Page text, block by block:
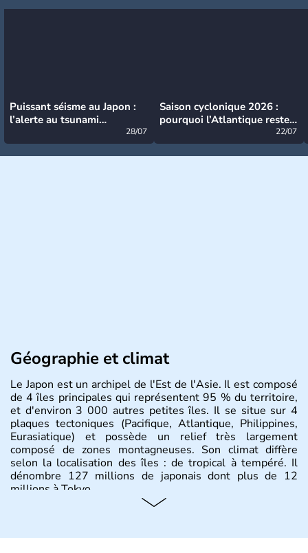
Puissant séisme au Japon :
l’alerte au tsunami
28/07
Saison cyclonique 2026 :
pourquoi l’Atlantique reste
22/07
Géographie et climat
Le Japon est un archipel de l'Est de l'Asie. Il est composé
de 4 îles principales qui représentent 95 % du territoire,
et d'environ 3 000 autres petites îles. Il se situe sur 4
plaques tectoniques (Pacifique, Atlantique, Philippines,
Eurasiatique) et possède un relief très largement
composé de zones montagneuses. Son climat diffère
selon la localisation des îles : de tropical à tempéré. Il
dénombre 127 millions de japonais dont plus de 12
millions à Tokyo.
Il semblerait que le Japon ait été fondé au VIIe siècle